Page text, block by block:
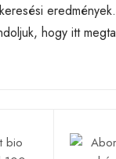
hogy itt